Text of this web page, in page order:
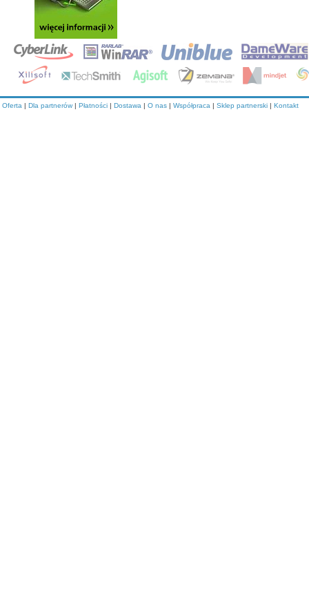
Oferta | Dla partnerów | Płatności | Dostawa | O nas | Współpraca | Sklep partnerski | Kontakt